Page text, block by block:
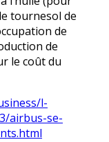
tournesol de
de
de
le coût du
l-
airbus-se-